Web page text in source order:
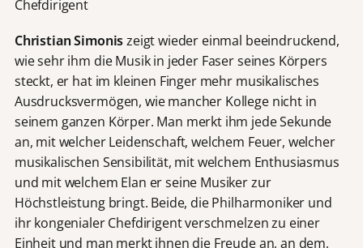
Chefdirigent
Christian Simoniszeigt wieder einmal beeindruckend,
wie sehr ihm die Musik in jeder Faser seines Körpers
steckt, er hat im kleinen Finger mehr musikalisches
Ausdrucksvermögen, wie mancher Kollege nicht in
seinem ganzen Körper. Man merkt ihm jede Sekunde
an, mit welcher Leidenschaft, welchem Feuer, welcher
musikalischen Sensibilität, mit welchem Enthusiasmus
und mit welchem Elan er seine Musiker zur
Höchstleistung bringt. Beide, die Philharmoniker und
ihr kongenialer Chefdirigent verschmelzen zu einer
Einheit und man merkt ihnen die Freude an, an dem,